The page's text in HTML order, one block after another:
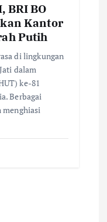
BRI BO
Kantor
Putih
di lingkungan
dalam
ke-81
Berbagai
menghiasi